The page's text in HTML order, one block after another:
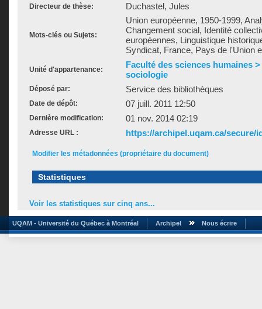
Directeur de thèse: Duchastel, Jules
Mots-clés ou Sujets:
Union européenne, 1950-1999,
Changement social, Identité
européennes, Linguistique
Syndicat, France, Pays de l'Union
Unité d'appartenance:
Faculté des sciences humaines
sociologie
Déposé par: Service des bibliothèques
Date de dépôt: 07 juill. 2011 12:50
Dernière modification: 01 nov. 2014 02:19
Adresse URL : https://archipel.uqam.ca/secure/
Modifier les métadonnées (propriétaire du document)
Statistiques
Voir les statistiques sur cinq ans...
UQAM - Université du Québec à Montréal Archipel Nous écrire